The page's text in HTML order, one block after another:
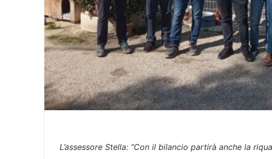
L’assessore Stella: “Con il bilancio partirà anche la